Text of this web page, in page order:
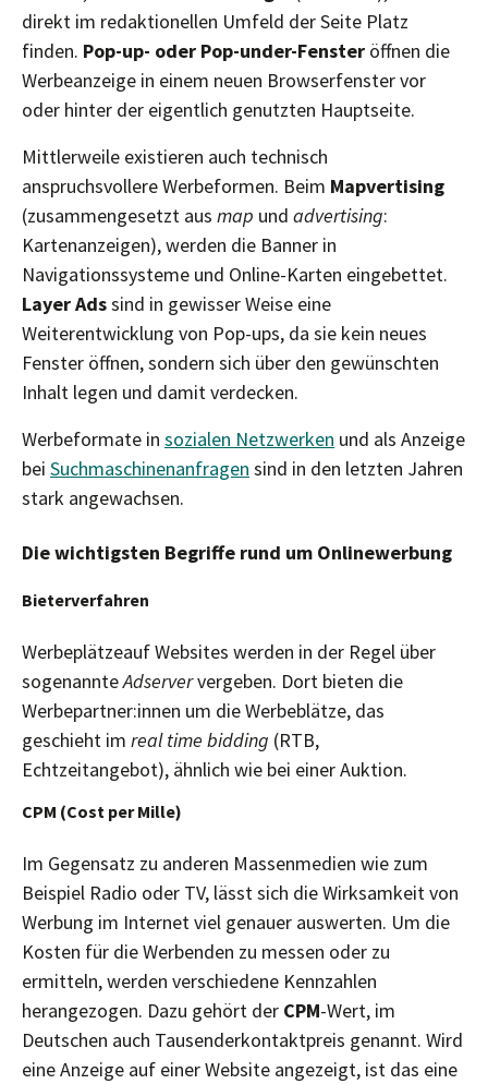
direkt im redaktionellen Umfeld der Seite Platz
finden. Pop-up- oder Pop-under-Fenster öffnen die
Werbeanzeige in einem neuen Browserfenster vor
oder hinter der eigentlich genutzten Hauptseite.
Mittlerweile existieren auch technisch
anspruchsvollere Werbeformen. Beim Mapvertising
(zusammengesetzt aus map und advertising:
Kartenanzeigen), werden die Banner in
Navigationssysteme und Online-Karten eingebettet.
Layer Adssind in gewisser Weise eine
Weiterentwicklung von Pop-ups, da sie kein neues
Fenster öffnen, sondern sich über den gewünschten
Inhalt legen und damit verdecken.
Werbeformate in sozialen Netzwerken und als Anzeige
bei Suchmaschinenanfragen sind in den letzten Jahren
stark angewachsen.
Die wichtigsten Begriffe rund um Onlinewerbung
Bieterverfahren
Werbeplätzeauf Websites werden in der Regel über
sogenannteAdserververgeben. Dort bieten die
Werbepartner:innen um die Werbeblätze, das
geschieht im real time bidding (RTB,
Echtzeitangebot), ähnlich wie bei einer Auktion.
CPM (Cost per Mille)
Im Gegensatz zu anderen Massenmedien wie zum
Beispiel Radio oder TV, lässt sich die Wirksamkeit von
Werbung im Internet viel genauer auswerten. Um die
Kosten für die Werbenden zu messen oder zu
ermitteln, werden verschiedene Kennzahlen
herangezogen. Dazu gehört der CPM-Wert, im
Deutschen auch Tausenderkontaktpreis genannt. Wird
eine Anzeige auf einer Website angezeigt, ist das eine